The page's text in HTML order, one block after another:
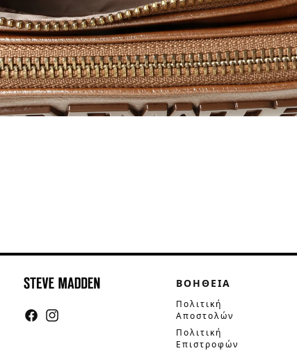
FacebookInstagram
ΒΟΗΘΕΙΑ
Πολιτική
Αποστολών
Πολιτική
Επιστροφών